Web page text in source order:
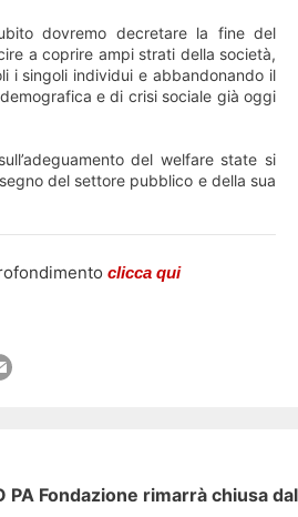
dovremo decretare la fine del
a coprire ampi strati della società,
i singoli individui e abbandonando il
e di crisi sociale già oggi
del welfare state si
del settore pubblico e della sua
clicca qui
PA Fondazione rimarrà chiusa dal